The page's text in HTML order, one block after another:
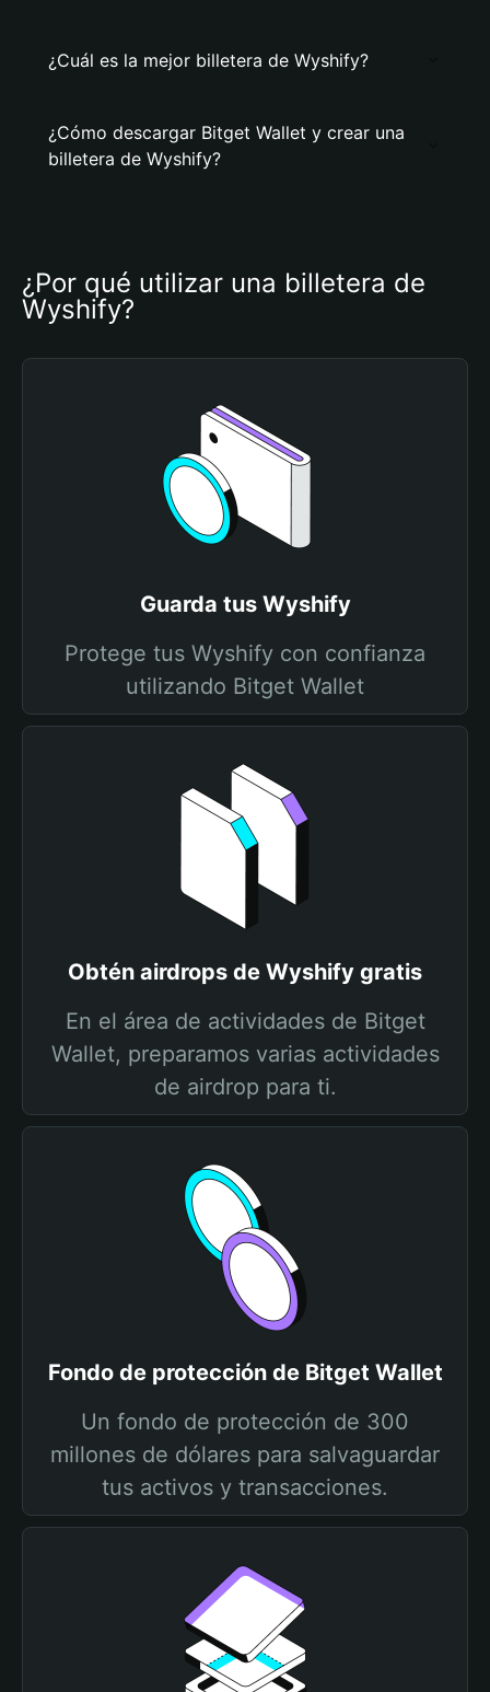
¿Cuál es la mejor billetera de Wyshify?
¿Cómo descargar Bitget Wallet y crear una
billetera de Wyshify?
¿Por qué utilizar una billetera de
Wyshify?
Guarda tus Wyshify
Protege tus Wyshify con confianza
utilizando Bitget Wallet
Obtén airdrops de Wyshify gratis
En el área de actividades de Bitget
Wallet, preparamos varias actividades
de airdrop para ti.
Fondo de protección de Bitget Wallet
Un fondo de protección de 300
millones de dólares para salvaguardar
tus activos y transacciones.